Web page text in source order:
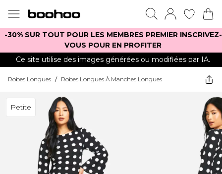
-30% SUR TOUT POUR LES MEMBRES PREMIER INSCRIVEZ-
VOUS POUR EN PROFITER
Ce site utilise des images générées ou modifiées par IA.
Robes Longues / Robes Longues À Manches Longues
Petite